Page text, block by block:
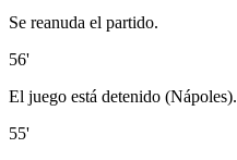
Se reanuda el partido.
56'
El juego está detenido (Nápoles).
55'